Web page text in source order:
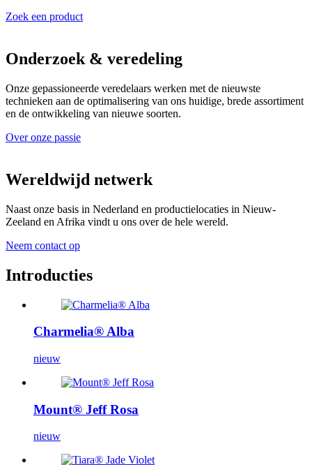
Zoek een product
Onderzoek & veredeling
Onze gepassioneerde veredelaars werken met de nieuwste
technieken aan de optimalisering van ons huidige, brede assortiment
en de ontwikkeling van nieuwe soorten.
Over onze passie
Wereldwijd netwerk
Naast onze basis in Nederland en productielocaties in Nieuw-
Zeeland en Afrika vindt u ons over de hele wereld.
Neem contact op
Introducties
Charmelia® Alba
nieuw
Mount® Jeff Rosa
nieuw